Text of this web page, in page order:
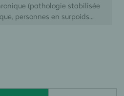
(pathologie stabilisée
personnes en surpoids...